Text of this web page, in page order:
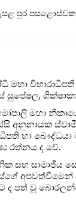
පුර පසළොස්වක
මහා
සුපේෂල,
මහා
අනුනායක
හා බෞද්ධයා
රත්නය ද වේ.
සහ සාමාජීය
අපවත්වීමෙන්
ද පත් වූ